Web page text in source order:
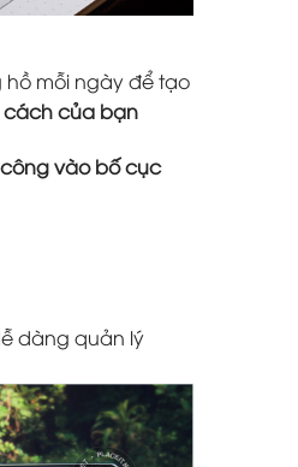
hồ mỗi ngày để tạo
cách của bạn
vào bố cục
dàng quản lý